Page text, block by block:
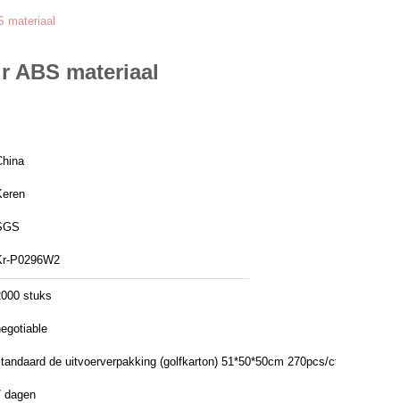
materiaal
ABS materiaal
P0296W2
stuks
de uitvoerverpakking (golfkarton) 51*50*50cm 270pcs/ctn
dagen